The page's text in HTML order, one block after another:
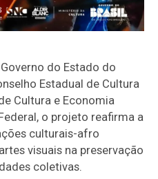
do Estado do
Estadual de Cultura
Cultura e Economia
o projeto reafirma a
culturais-afro
visuais na preservação
coletivas.